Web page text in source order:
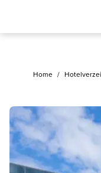
Home /